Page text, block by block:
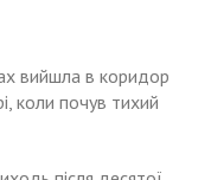
вийшла в коридор
коли почув тихий